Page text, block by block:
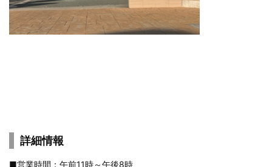
詳細情報
■営業時間：午前11時～午後8時